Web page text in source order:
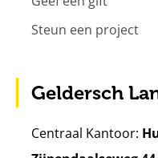
Steun een project
Geldersch
Centraal Kantoor: